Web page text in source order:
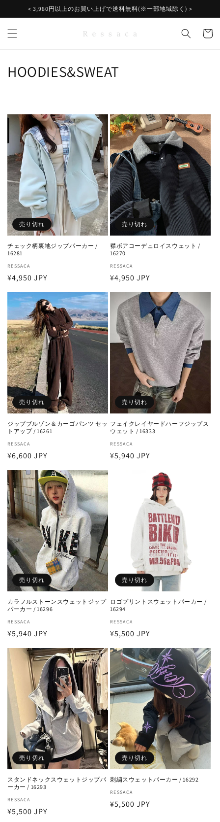
ンツに
進む
＜3,980円以上のお買い上げで送料無料(※一部地域除く)＞
カ
ー
コ
ク
シ
ョ
ン
:
HOODIES&SWEAT
売り切れ
チェック柄裏地ジップパーカー /
16281
販
売
RESSACA
通
価
¥4,950 JPY
売り切れ
襟ボアコーデュロイスウェット /
16270
販
売
RESSACA
通
格
¥4,950 JPY
売り切れ
ジップブルゾン＆カーゴパンツ セッ
トアップ / 16261
販
売
RESSACA
通
価
格
¥6,600 JPY
売り切れ
フェイクレイヤードハーフジップス
ウェット / 16333
販
売
RESSACA
通
¥5,940 JPY
売り切れ
カラフルストーンスウェットジップ
パーカー / 16296
販
売
RESSACA
通
価
格
¥5,940 JPY
売り切れ
ロゴプリントスウェットパーカー /
16294
販
売
RESSACA
通
価
¥5,500 JPY
売り切れ
スタンドネックスウェットジップパ
ーカー / 16293
販
売
RESSACA
通
¥5,500 JPY
売り切れ
刺繍スウェットパーカー / 16292
販
売
RESSACA
通
¥5,500 JPY